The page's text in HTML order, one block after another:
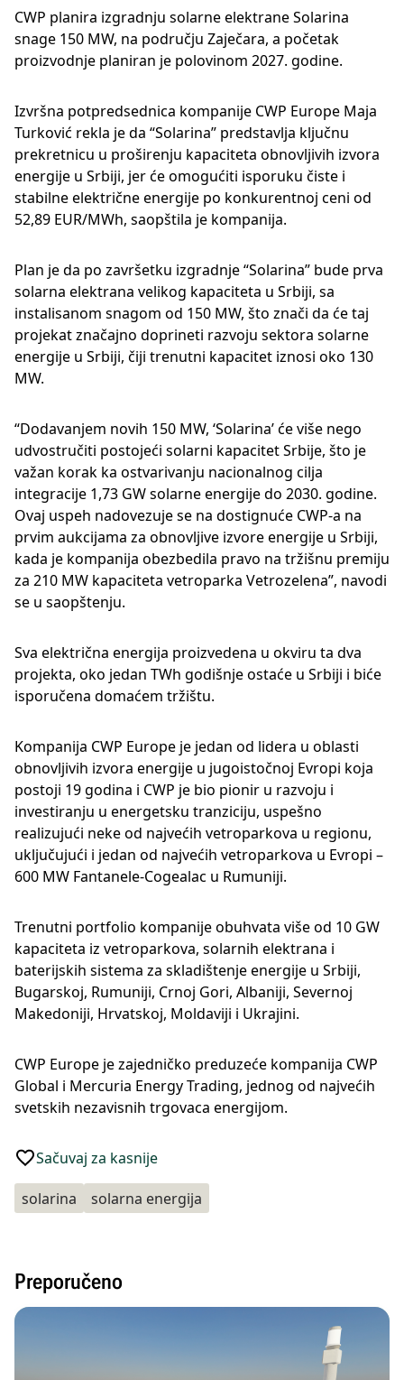
CWP planira izgradnju solarne elektrane Solarina
snage 150 MW, na području Zaječara, a početak
proizvodnje planiran je polovinom 2027. godine.
Izvršna potpredsednica kompanije CWP Europe Maja
Turković rekla je da “Solarina” predstavlja ključnu
prekretnicu u proširenju kapaciteta obnovljivih izvora
energije u Srbiji, jer će omogućiti isporuku čiste i
stabilne električne energije po konkurentnoj ceni od
52,89 EUR/MWh, saopštila je kompanija.
Plan je da po završetku izgradnje “Solarina” bude prva
solarna elektrana velikog kapaciteta u Srbiji, sa
instalisanom snagom od 150 MW, što znači da će taj
projekat značajno doprineti razvoju sektora solarne
energije u Srbiji, čiji trenutni kapacitet iznosi oko 130
MW.
“Dodavanjem novih 150 MW, ‘Solarina’ će više nego
udvostručiti postojeći solarni kapacitet Srbije, što je
važan korak ka ostvarivanju nacionalnog cilja
integracije 1,73 GW solarne energije do 2030. godine.
Ovaj uspeh nadovezuje se na dostignuće CWP-a na
prvim aukcijama za obnovljive izvore energije u Srbiji,
kada je kompanija obezbedila pravo na tržišnu premiju
za 210 MW kapaciteta vetroparka Vetrozelena”, navodi
se u saopštenju.
Sva električna energija proizvedena u okviru ta dva
projekta, oko jedan TWh godišnje ostaće u Srbiji i biće
isporučena domaćem tržištu.
Kompanija CWP Europe je jedan od lidera u oblasti
obnovljivih izvora energije u jugoistočnoj Evropi koja
postoji 19 godina i CWP je bio pionir u razvoju i
investiranju u energetsku tranziciju, uspešno
realizujući neke od najvećih vetroparkova u regionu,
uključujući i jedan od najvećih vetroparkova u Evropi –
600 MW Fantanele-Cogealac u Rumuniji.
Trenutni portfolio kompanije obuhvata više od 10 GW
kapaciteta iz vetroparkova, solarnih elektrana i
baterijskih sistema za skladištenje energije u Srbiji,
Bugarskoj, Rumuniji, Crnoj Gori, Albaniji, Severnoj
Makedoniji, Hrvatskoj, Moldaviji i Ukrajini.
CWP Europe je zajedničko preduzeće kompanija CWP
Global i Mercuria Energy Trading, jednog od najvećih
svetskih nezavisnih trgovaca energijom.
Sačuvaj za kasnije
solarina solarna energija
Preporučeno